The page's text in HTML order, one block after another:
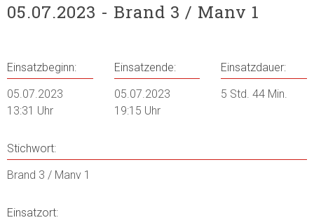
05.07.2023 - Brand 3 / Manv 1
Einsatzbeginn:
05.07.2023
13:31 Uhr
Einsatzende:
05.07.2023
19:15 Uhr
Einsatzdauer:
5 Std. 44 Min.
Stichwort:
Brand 3 / Manv 1
Einsatzort: